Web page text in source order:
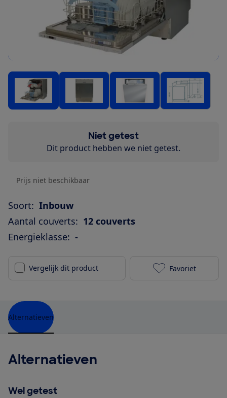
Niet getest
Dit product hebben we niet getest.
Prijs niet beschikbaar
Soort: Inbouw
Aantal couverts: 12 couverts
Energieklasse: -
Vergelijk dit product Indesit
Favoriet
Alternatieven
Alternatieven
Wel getest